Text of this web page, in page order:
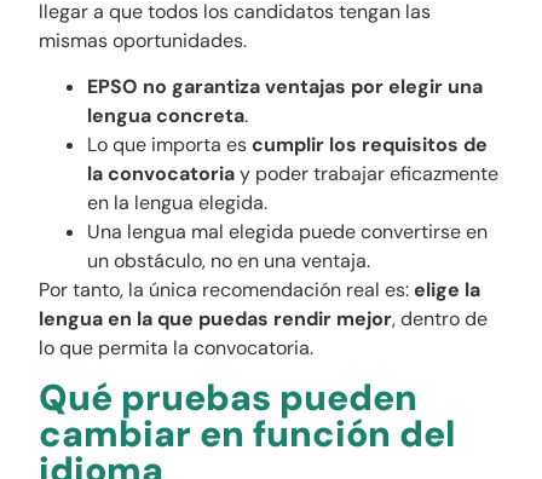
llegar a que todos los candidatos tengan las
mismas oportunidades.
EPSO no garantiza ventajas por elegir una
lengua concreta.
Lo que importa escumplir los requisitos de
la convocatoriay poder trabajar eficazmente
en la lengua elegida.
Una lengua mal elegida puede convertirse en
un obstáculo, no en una ventaja.
Por tanto, la única recomendación real es:elige la
lengua en la que puedas rendir mejor, dentro de
lo que permita la convocatoria.
Qué pruebas pueden
cambiar en función del